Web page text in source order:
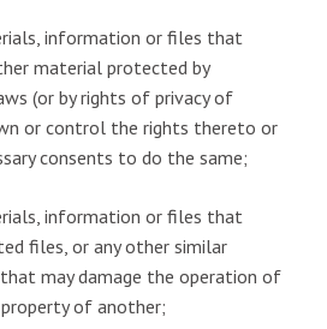
information or files that
material protected by
(or by rights of privacy of
or control the rights thereto or
consents to do the same;
information or files that
files, or any other similar
may damage the operation of
of another;